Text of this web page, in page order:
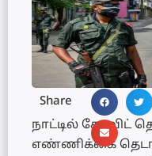
Share
நாட்டில் கோவிட்
எண்ணிக்கை